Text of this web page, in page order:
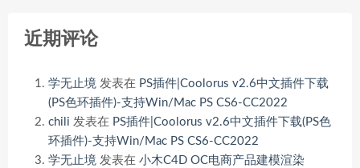
近期评论
学无止境 发表在 PS插件|Coolorus v2.6中文插件下载
(PS色环插件)-支持Win/Mac PS CS6-CC2022
chili 发表在 PS插件|Coolorus v2.6中文插件下载(PS色
环插件)-支持Win/Mac PS CS6-CC2022
学无止境 发表在 小木C4D OC电商产品建模渲染